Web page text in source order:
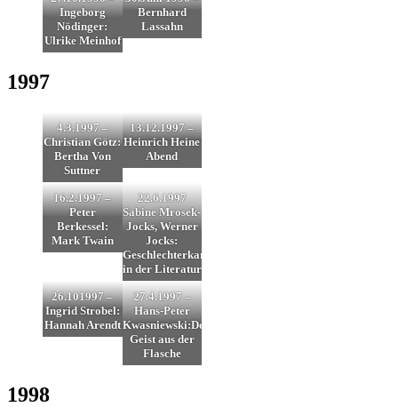
Ingeborg
Nödinger:
Ulrike Meinhof
Bernhard
Lassahn
1997
4.3.1997 –
Christian Götz:
Bertha Von
Suttner
13.12.1997 –
Heinrich Heine
Abend
16.2.1997 –
Peter
Berkessel:
Mark Twain
22.6.1997
Sabine Mrosek-
Jocks, Werner
Jocks:
Geschlechterkampf
in der Literatur
26.101997 –
Ingrid Strobel:
Hannah Arendt
27.4.1997 –
Hans-Peter
Kwasniewski:Der
Geist aus der
Flasche
1998